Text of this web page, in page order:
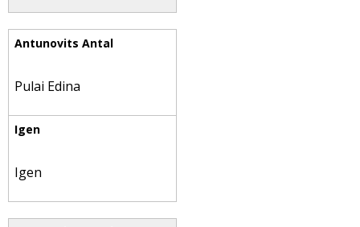
Pulai Edina
Igen